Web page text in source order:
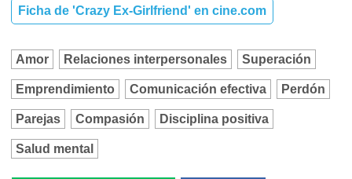
Ficha de 'Crazy Ex-Girlfriend' en cine.com
Amor Relaciones interpersonales Superación
Emprendimiento Comunicación efectiva Perdón
Parejas Compasión Disciplina positiva
Salud mental